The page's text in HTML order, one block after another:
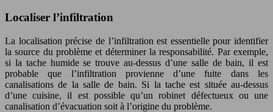
Localiser l’infiltration
La localisation précise de l’infiltration est essentielle pour identifier
la source du problème et déterminer la responsabilité. Par exemple,
si la tache humide se trouve au-dessus d’une salle de bain, il est
probable que l’infiltration provienne d’une fuite dans les
canalisations de la salle de bain. Si la tache est située au-dessus
d’une cuisine, il est possible qu’un robinet défectueux ou une
canalisation d’évacuation soit à l’origine du problème.